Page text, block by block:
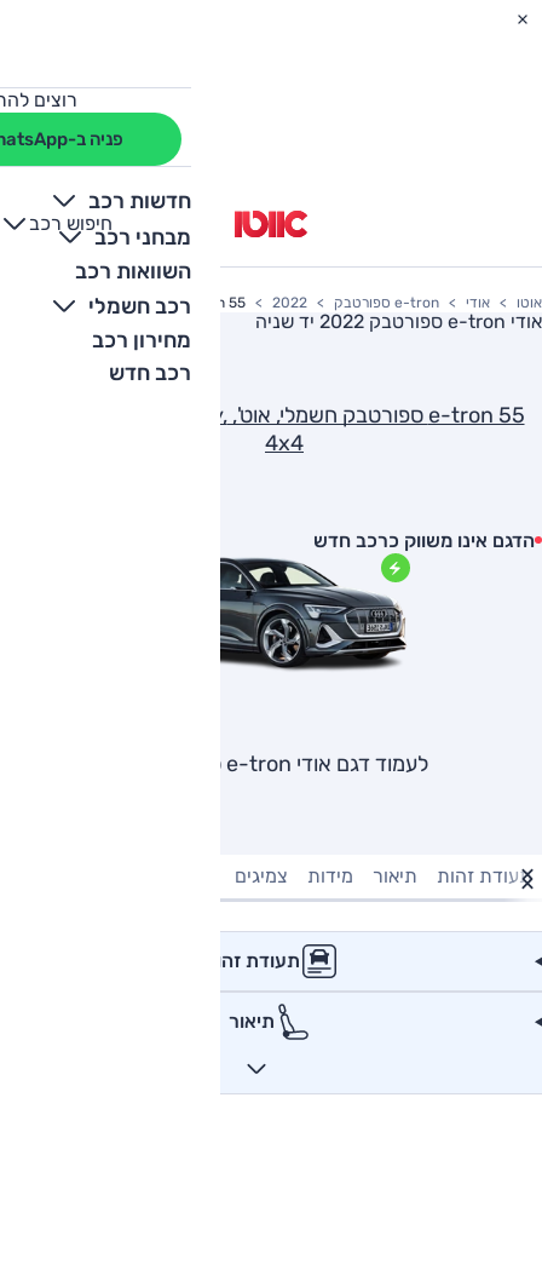
רוצים
פניה ב-WhatsApp
חדשות רכב
מבחני רכב
השוואות רכב
רכב חשמלי
מחירון רכב
רכב חדש
חיפוש רכב
+
-
אוטו אודי e-tron ספורטבק 2022 e-tron 55 ספורטבק חשמלי, אוט', Advanced Luxury, 4x4
אודי e-tron ספורטבק 2022 יד שניה
e-tron 55 ספורטבק חשמלי, אוט', Advanced Luxury,
4x4
הדגם אינו משווק כרכב חדש
לעמוד דגם אודי e-tron ספורטבק
תעודת זהות תיאור מידות צמיגים
תעודת זהות
תיאור